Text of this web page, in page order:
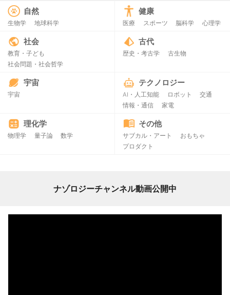
自然
生物学 地球科学
健康
医療 スポーツ 脳科学 心理学
社会
教育・子ども
社会問題・社会哲学
古代
歴史・考古学 古生物
宇宙
宇宙
テクノロジー
AI・人工知能 ロボット
交通
情報・通信
家電
理化学
物理学 量子論 数学
その他
サブカル・アート
おもちゃ
プロダクト
ナゾロジーチャンネル動画公開中